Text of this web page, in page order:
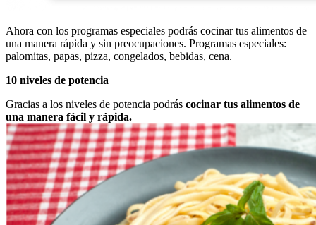
Ahora con los programas especiales podrás cocinar tus alimentos de
una manera rápida y sin preocupaciones. Programas especiales:
palomitas, papas, pizza, congelados, bebidas, cena.
10 niveles de potencia
Gracias a los niveles de potencia podrás cocinar tus alimentos de
una manera fácil y rápida.